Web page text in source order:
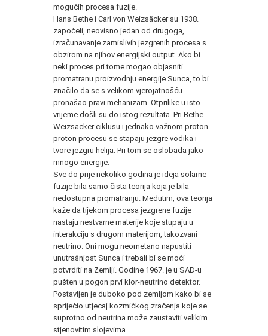
mogućih procesa fuzije.
Hans Bethe i Carl von Weizsäcker su 1938.
započeli, neovisno jedan od drugoga,
izračunavanje zamislivih jezgrenih procesa s
obzirom na njihov energijski output. Ako bi
neki proces pri tome mogao objasniti
promatranu proizvodnju energije Sunca, to bi
značilo da se s velikom vjerojatnošću
pronašao pravi mehanizam. Otprilike u isto
vrijeme došli su do istog rezultata. Pri Bethe-
Weizsäcker ciklusu i jednako važnom proton-
proton procesu se stapaju jezgre vodika i
tvore jezgru helija. Pri tom se oslobađa jako
mnogo energije.
Sve do prije nekoliko godina je ideja solarne
fuzije bila samo čista teorija koja je bila
nedostupna promatranju. Međutim, ova teorija
kaže da tijekom procesa jezgrene fuzije
nastaju nestvarne materije koje stupaju u
interakciju s drugom materijom, takozvani
neutrino. Oni mogu neometano napustiti
unutrašnjost Sunca i trebali bi se moći
potvrditi na Zemlji. Godine 1967. je u SAD-u
pušten u pogon prvi klor-neutrino detektor.
Postavljen je duboko pod zemljom kako bi se
spriječio utjecaj kozmičkog zračenja koje se
suprotno od neutrina može zaustaviti velikim
stjenovitim slojevima.